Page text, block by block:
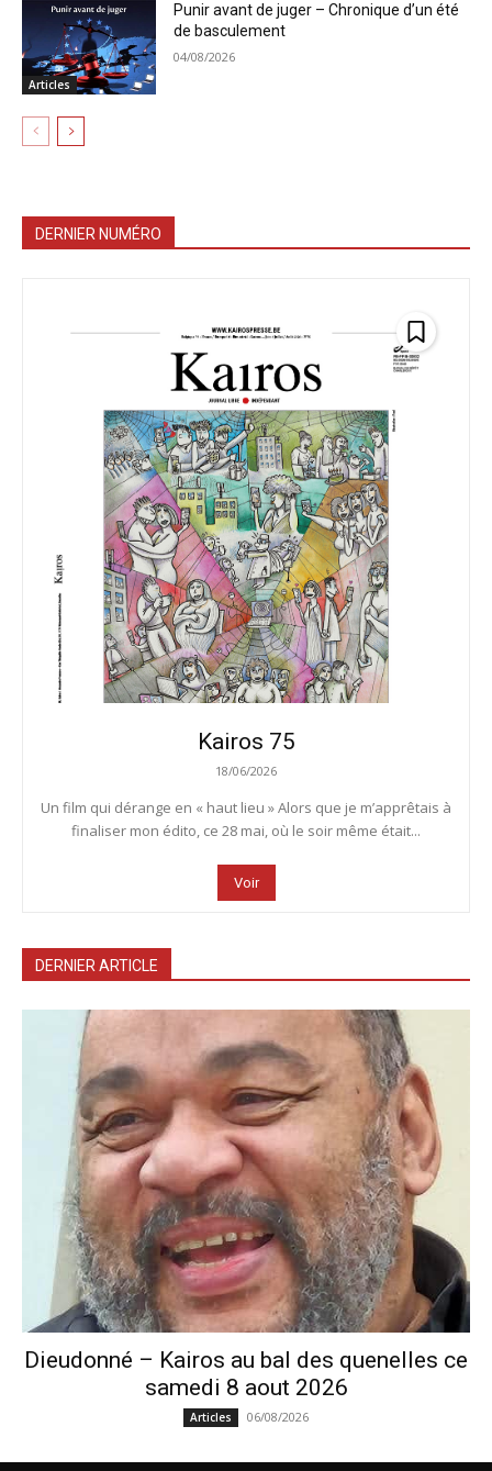
Articles
Punir avant de juger – Chronique d’un été
de basculement
04/08/2026
DERNIER NUMÉRO
Kairos 75
18/06/2026
Un film qui dérange en « haut lieu » Alors que je m’apprêtais à
finaliser mon édito, ce 28 mai, où le soir même était...
Voir
DERNIER ARTICLE
Dieudonné – Kairos au bal des quenelles ce
samedi 8 aout 2026
Articles 06/08/2026